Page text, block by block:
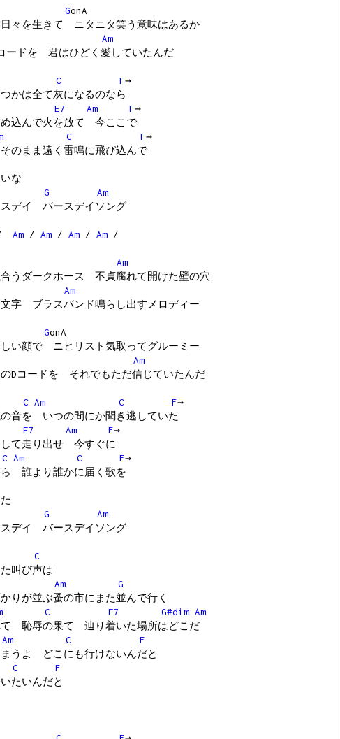
GonA
々を生きて ニタニタ笑う意味はあるか
Am
ードを 君はひどく愛していたんだ
C F→
は全て灰になるのなら
E7 Am F→
込んで火を放て 今ここで
C F→
まま遠く雷鳴に飛び込んで
な
G
Am
デイ バースデイソング
Am / Am / Am / Am /
Am
合うダークホース 不貞腐れて開けた壁の穴
Am
字 ブラスバンド鳴らし出すメロディー
GonA
い顔で ニヒリスト気取ってグルーミー
Am
Dコードを それでもただ信じていたんだ
C Am C F→
音を いつの間にか聞き逃していた
E7 Am F→
て走り出せ 今すぐに
C Am C F→
誰より誰かに届く歌を
G
Am
デイ バースデイソング
C
叫び声は
Am
G
りが並ぶ蚤の市にまた並んで行く
C E7 G#dim Am
恥辱の果て 辿り着いた場所はどこだ
Am C
F
うよ どこにも行けないんだと
C
F
たいんだと